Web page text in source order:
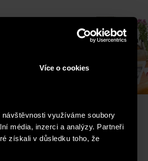
Více o cookies
využíváme soubory
média, inzerci a analýzy. Partneři
získali v důsledku toho, že
приносит
из мира
тенденциях в
жилого